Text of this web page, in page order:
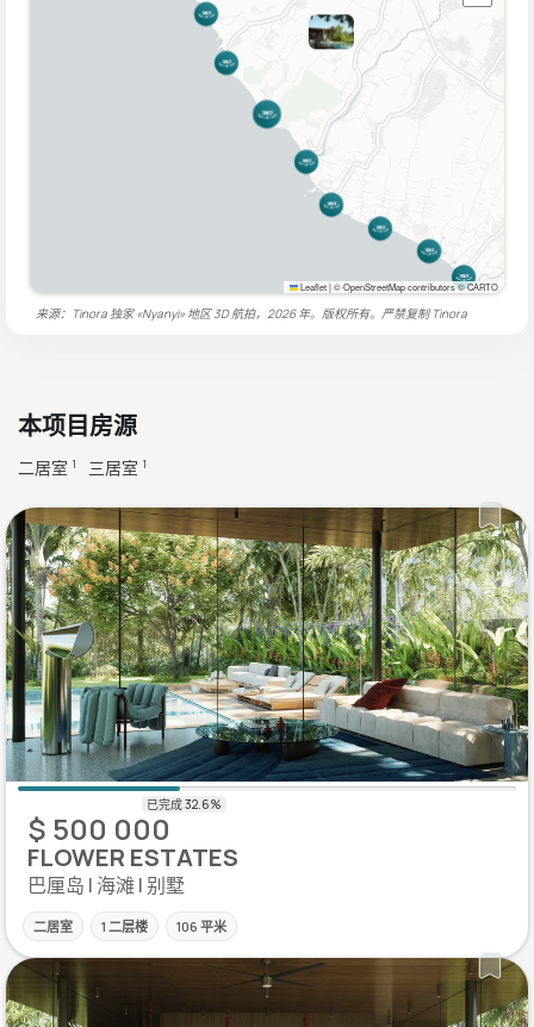
Leaflet|© OpenStreetMap contributors © CARTO
来源：Tinora 独家 «Nyanyi» 地区 3D 航拍，2026 年。版权所有。严禁复制Tinora
本项目房源
二居室 1 三居室 1
$ 500 000
FLOWER ESTATES
巴厘岛 | 海滩 | 别墅
二居室 1 二层楼 106 平米